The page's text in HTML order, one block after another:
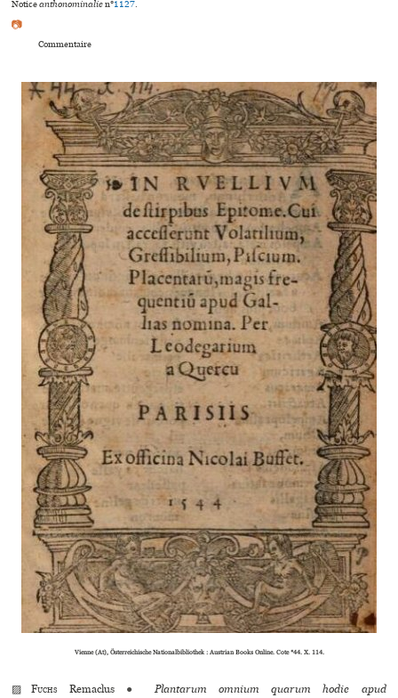
Noticeanthonominalien°1127.
📷
Commentaire
Vienne (At), Österreichische Nationalbibliothek : Austrian Books Online. Cote *44. X. 114.
▨Fuchs Remaclus ●
Plantarum omnium quarum hodie apud